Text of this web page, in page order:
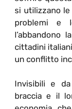
si utilizzano le
problemi e
l’abbandono
cittadini
un conflitto
Invisibili e
braccia e il